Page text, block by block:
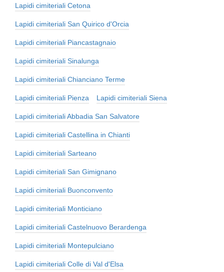
Lapidi cimiteriali Cetona
Lapidi cimiteriali San Quirico d'Orcia
Lapidi cimiteriali Piancastagnaio
Lapidi cimiteriali Sinalunga
Lapidi cimiteriali Chianciano Terme
Lapidi cimiteriali Pienza Lapidi cimiteriali Siena
Lapidi cimiteriali Abbadia San Salvatore
Lapidi cimiteriali Castellina in Chianti
Lapidi cimiteriali Sarteano
Lapidi cimiteriali San Gimignano
Lapidi cimiteriali Buonconvento
Lapidi cimiteriali Monticiano
Lapidi cimiteriali Castelnuovo Berardenga
Lapidi cimiteriali Montepulciano
Lapidi cimiteriali Colle di Val d'Elsa